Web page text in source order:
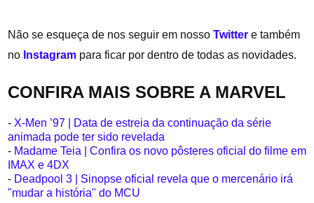
Não se esqueça de nos seguir em nossoTwitter e também
no Instagram para ficar por dentro de todas as novidades.
CONFIRA MAIS SOBRE A MARVEL
- X-Men ’97 | Data de estreia da continuação da série
animada pode ter sido revelada
- Madame Teia | Confira os novo pôsteres oficial do filme em
IMAX e 4DX
- Deadpool 3 | Sinopse oficial revela que o mercenário irá
"mudar a história" do MCU